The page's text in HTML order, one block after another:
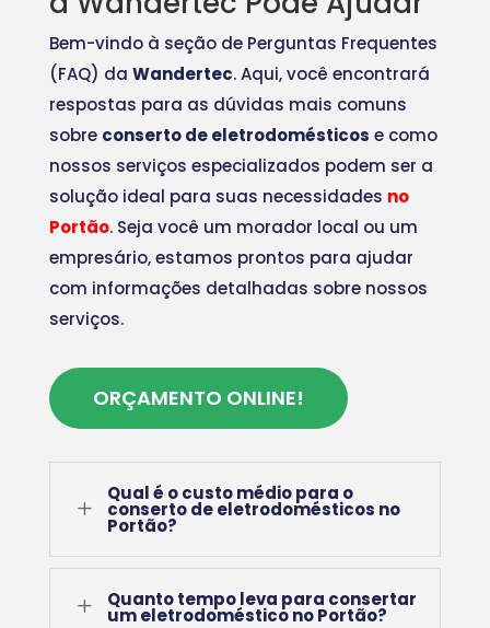
Bem-vindo à seção de Perguntas Frequentes
(FAQ) da Wandertec. Aqui, você encontrará
respostas para as dúvidas mais comuns
sobre conserto de eletrodomésticos e como
nossos serviços especializados podem ser a
solução ideal para suas necessidades no
Portão. Seja você um morador local ou um
empresário, estamos prontos para ajudar
com informações detalhadas sobre nossos
serviços.
ORÇAMENTO ONLINE!
L
Qual é o custo médio para o
conserto de eletrodomésticos no
Portão?
L Quanto tempo leva para consertar
um eletrodoméstico no Portão?